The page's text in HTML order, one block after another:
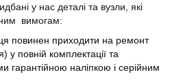
у нас деталі та вузли, які
вимогам:
повинен приходити на ремонт
у повній комплектації та
гарантійною наліпкою і серійним